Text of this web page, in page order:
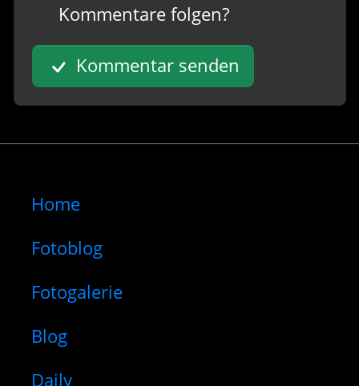
Kommentare folgen?
Kommentar senden
Home
Fotoblog
Fotogalerie
Blog
Daily